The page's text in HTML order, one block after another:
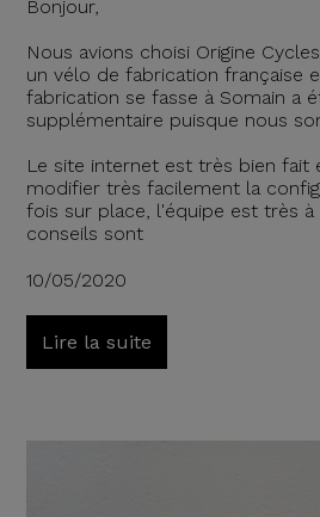
Bonjour,
Nous avions choisi Origine
un vélo de fabrication française
fabrication se fasse à Somain a
supplémentaire puisque nous
Le site internet est très bien fait
modifier très facilement la
fois sur place, l'équipe est très
conseils sont
10/05/2020
Lire la suite